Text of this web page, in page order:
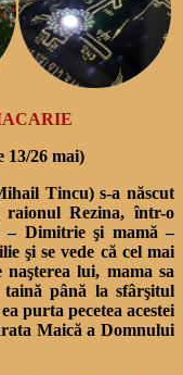
13/26 mai)
Tincu) s-a născut
Rezina, într-o
– Dimitrie şi mamă –
şi se vede că cel mai
lui, mama sa
până la sfârşitul
purta pecetea acestei
Maică a Domnului